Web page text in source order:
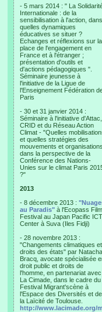
- 5 mars 2014 : " La
Internationale : de la
sensibilisation à l'action, dans
quelles dynamiques
éducatives se situer ?
Echanges et réflexions sur la
place de l'engagement en
France et à l'étranger ;
présentation d'outils et
d'actions pédagogiques ".
Séminaire jeunesse à
l'initiative de la Ligue de
l'Enseignement Fédération
Paris
- 30 et 31 janvier 2014 :
Séminaire à l'initiative d'Attac,
CRID et du Réseau Action
Climat - "Quelles
et quelles stratégies des
mouvements et organisations
dans la perspective de la
Conférence des Nations-
Unies sur le climat Paris
?"
2013
- 8 décembre 2013 :
au Paradis" à l'Ecopass Film
Festival au Japan Pacific ICT
Center à Suva (Iles Fidji)
- 28 novembre 2013 :
"Changements climatiques et
droits des états" par Natacha
Bracq, avocate spécialisée
droit public et droits de
l'homme, en partenariat avec
La Cimade, dans le cadre du
Festival Migrant'scène à
l'Espace des Diversités et de
la Laïcité de Toulouse.
http://www.lacimade.org/